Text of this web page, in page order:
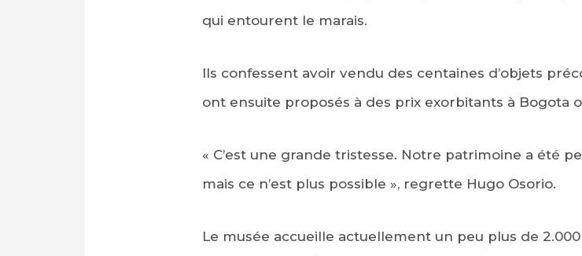
qui entourent le marais.
Ils confessent avoir vendu des centaines d’objets
ont ensuite proposés à des prix exorbitants à Bogota
« C’est une grande tristesse. Notre patrimoine a été
mais ce n’est plus possible », regrette Hugo Osorio.
Le musée accueille actuellement un peu plus de